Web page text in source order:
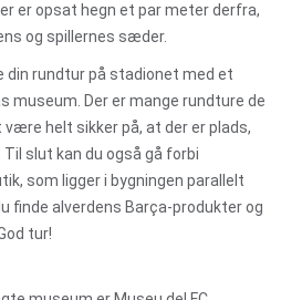
er opsat hegn et par meter derfra,
og spillernes sæder.
din rundtur på stadionet med et
museum. Der er mange rundture de
helt sikker på, at der er plads,
Til slut kan du også gå forbi
som ligger i bygningen parallelt
finde alverdens Barça-produkter og
tur!